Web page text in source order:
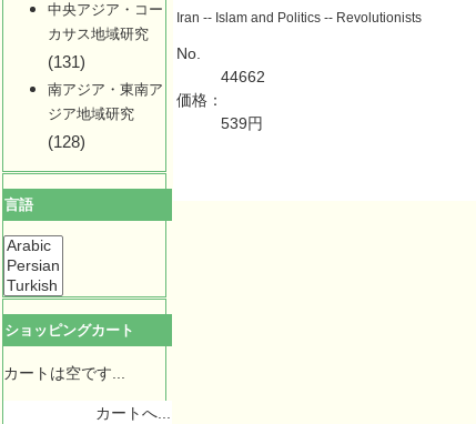
中央アジア・コー
カサス地域研究
(131)
南アジア・東南ア
ジア地域研究
(128)
言語
ショッピングカート
カートは空です...
カートへ...
Iran -- Islam and Politics -- Revolutionists
No.
44662
価格：
539円